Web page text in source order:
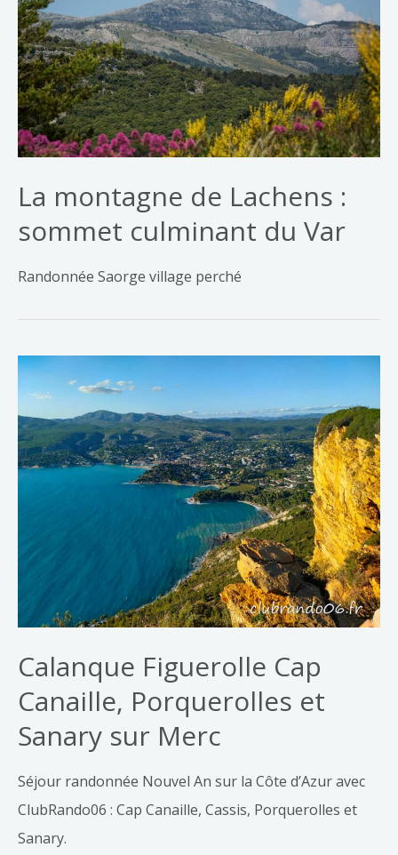
La montagne de Lachens :
sommet culminant du Var
Randonnée Saorge village perché
Calanque Figuerolle Cap
Canaille, Porquerolles et
Sanary sur Merc
Séjour randonnée Nouvel An sur la Côte d’Azur avec
ClubRando06 : Cap Canaille, Cassis, Porquerolles et
Sanary.